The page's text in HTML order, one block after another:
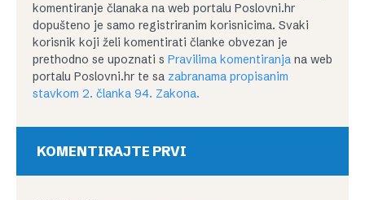
komentiranje članaka na web portalu Poslovni.hr
dopušteno je samo registriranim korisnicima. Svaki
korisnik koji želi komentirati članke obvezan je
prethodno se upoznati s Pravilima komentiranja na web
portalu Poslovni.hr te sa zabranama propisanim
stavkom 2. članka 94. Zakona.
KOMENTIRAJTE PRVI